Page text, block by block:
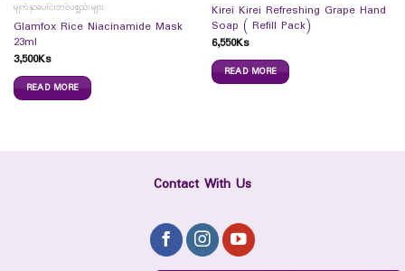
မျက်နှာပေါင်းတင်ပစ္စည်းများ
Glamfox Rice Niacinamide Mask
23ml
3,500Ks
READ MORE
Kirei Kirei Refreshing Grape Hand
Soap ( Refill Pack)
6,550Ks
READ MORE
Contact With Us